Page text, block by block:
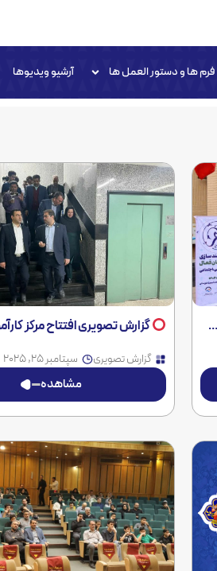
فرم ها و دستور العمل ها آرشیو ویدیوها
گزارش تصویری افتتاح مرکز کارآموزی جوار کارگاهی و بین کارگاهی
گزارش تصویری سپتامبر 25, 2025
مشاهده